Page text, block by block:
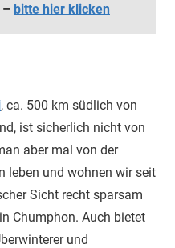
– bitte hier klicken
, ca. 500 km südlich von
ist sicherlich nicht von
aber mal von der
leben und wohnen wir seit
Sicht recht sparsam
Chumphon. Auch bietet
und